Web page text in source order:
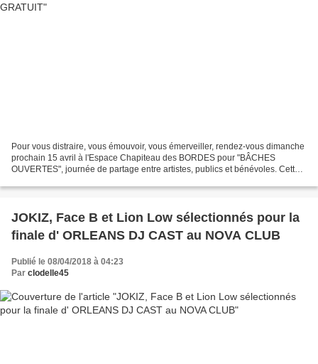
Pour vous distraire, vous émouvoir, vous émerveiller, rendez-vous dimanche
prochain 15 avril à l'Espace Chapiteau des BORDES pour "BÂCHES
OUVERTES", journée de partage entre artistes, publics et bénévoles. Cette
JOKIZ, Face B et Lion Low sélectionnés pour la
finale d' ORLEANS DJ CAST au NOVA CLUB
Publié le 08/04/2018 à 04:23
Par clodelle45